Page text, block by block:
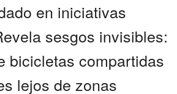
en iniciativas
sesgos invisibles:
bicicletas compartidas
lejos de zonas